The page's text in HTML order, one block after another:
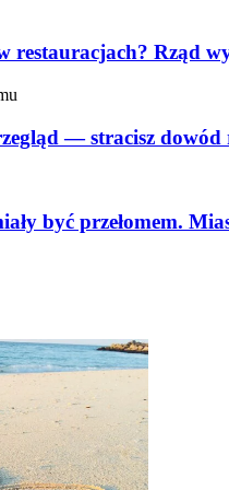
Rząd
— stracisz
być przełomem.